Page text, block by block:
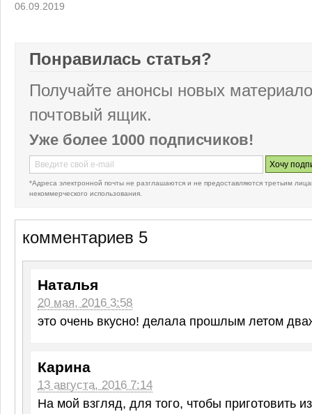
06.09.2019
Понравилась статья?
Получайте анонсы новых
почтовый ящик.
Уже более 1000 подписчиков!
*Адреса электронной почты не разглашаются и не предоставляются третьим
некоммерческого использования.
комментариев 5
Наталья
20 мая, 2016 3:58
это очень вкусно! делала прошлым летом
Карина
13 августа, 2016 7:14
На мой взгляд, для того, чтобы приготовить